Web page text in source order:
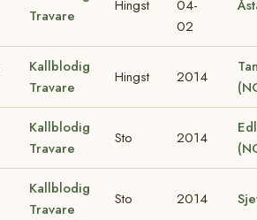
Travare
Hingst
04-
02
Kallblodig
Travare
Hingst 2014
Kallblodig
Travare
Sto 2014
Kallblodig
Travare
Sto 2014